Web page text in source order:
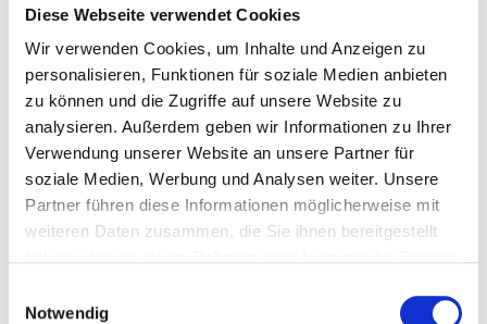
Diese Webseite verwendet Cookies
Wir verwenden Cookies, um Inhalte und Anzeigen zu
personalisieren, Funktionen für soziale Medien anbieten
zu können und die Zugriffe auf unsere Website zu
analysieren. Außerdem geben wir Informationen zu Ihrer
Verwendung unserer Website an unsere Partner für
soziale Medien, Werbung und Analysen weiter. Unsere
Partner führen diese Informationen möglicherweise mit
weiteren Daten zusammen, die Sie ihnen bereitgestellt
Notwendig
Darlehen)
Darlehen)
Straßenreinigungssatzung (Fachbereich Schnittstelle WBO
GmbH)
Abfallsatzung (Fachbereich Abfallwirtschaft - Untere
Abfallwirtschaftsbehörde -)
Entwässerungssatzung (Fachbereich Gewässerschutz -
Untere Wasserbehörde-)
Friedhofssatzung (Fachbereich Standesamt)